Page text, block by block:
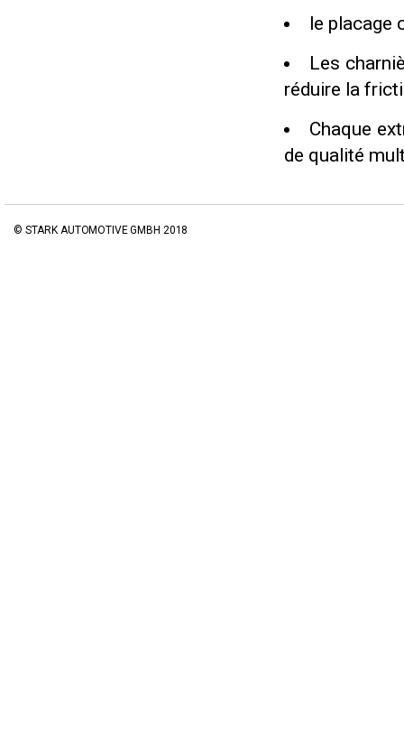
le placage
Les
réduire la
Chaque
de qualité
© STARK AUTOMOTIVE GMBH 2018